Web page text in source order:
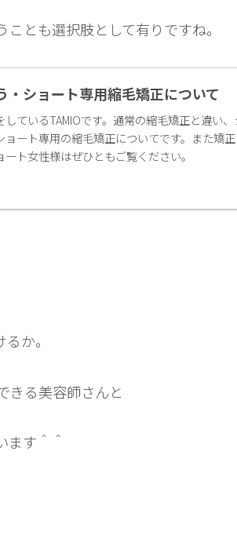
とも選択肢として有りですね。
・ショート専用縮毛矯正について
ているTAMIOです。通常の縮毛矯正と違い
ョート専用の縮毛矯正についてです。また矯
ト女性様はぜひともご覧ください。
か。
きる美容師さんと
ます＾＾